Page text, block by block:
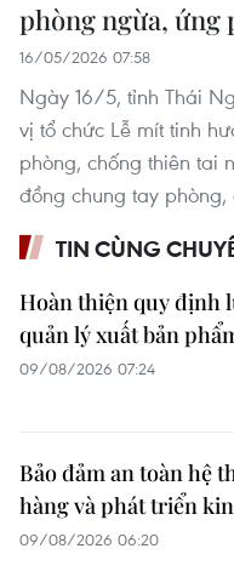
phòng ngừa, ứng
16/05/2026 07:58
Ngày 16/5, tỉnh Thái
vị tổ chức Lễ mít tinh
phòng, chống thiên tai
đồng chung tay phòng,
TIN CÙNG
Hoàn thiện quy định
quản lý xuất bản
09/08/2026 07:24
Bảo đảm an toàn hệ
hàng và phát triển
09/08/2026 06:20